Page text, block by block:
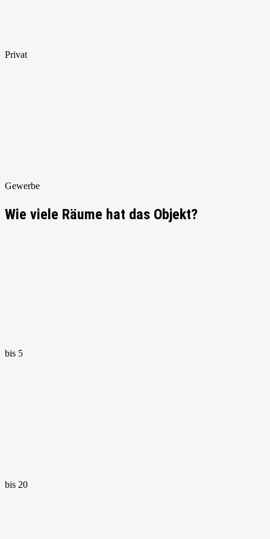
Privat
Gewerbe
Wie viele Räume hat das Objekt?
bis 5
bis 20